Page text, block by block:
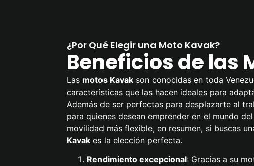
¿Por Qué Elegir una Moto Kavak?
Beneficios de las
Las motos Kavak son conocidas en toda
características que las hacen ideales para
Además de ser perfectas para desplazarte al
para quienes desean emprender en el mundo
movilidad más flexible, en resumen, si buscas
Kavak es la elección perfecta.
Rendimiento excepcional: Gracias a su